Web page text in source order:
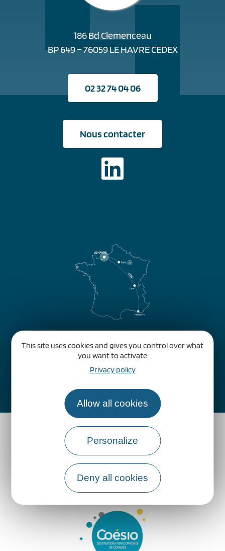
This site uses cookies and gives you control over what
you want to activate
Privacy policy
Allow all cookies
Personalize
Deny all cookies
186 Bd Clemenceau
BP 649 – 76059 LE HAVRE CEDEX
02 32 74 04 06
Nous contacter
Comment venir ?